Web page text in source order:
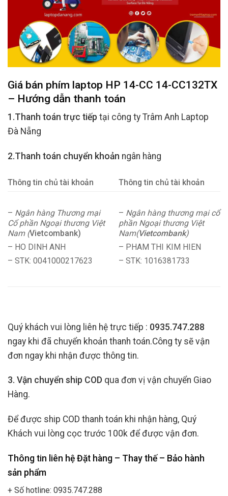
Giá bán phím laptop HP 14-CC 14-CC132TX
– Hướng dẫn thanh toán
1.Thanh toán trực tiếp tại công ty Trâm Anh Laptop
Đà Nẵng
2.Thanh toán chuyển khoản ngân hàng
Thông tin chủ tài khoản Thông tin chủ tài khoản
– Ngân hàng Thương mại
Cổ phần Ngoại thương Việt
Nam (Vietcombank)
– HO DINH ANH
– STK: 0041000217623
– Ngân hàng thương mại cổ
phần Ngoại thương Việt
Nam(Vietcombank)
– PHAM THI KIM HIEN
– STK: 1016381733
Quý khách vui lòng liên hệ trực tiếp : 0935.747.288
ngay khi đã chuyển khoản thanh toán.Công ty sẽ vận
đơn ngay khi nhận được thông tin.
3. Vận chuyển ship COD qua đơn vị vận chuyển Giao
Hàng.
Để được ship COD thanh toán khi nhận hàng, Quý
Khách vui lòng cọc trước 100k để được vận đơn.
Thông tin liên hệ Đặt hàng – Thay thế – Bảo hành
sản phẩm
+ Số hotline: 0935.747.288